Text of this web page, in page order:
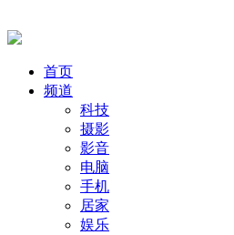
首页
频道
科技
摄影
影音
电脑
手机
居家
娱乐